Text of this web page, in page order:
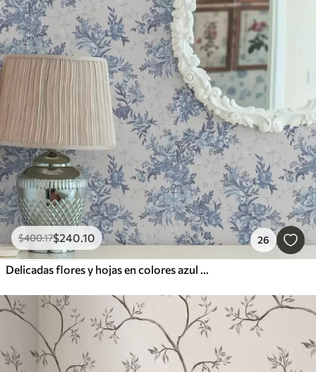
$400.17$240.10 26
Delicadas flores y hojas en colores azul y celeste sobre fondo claro